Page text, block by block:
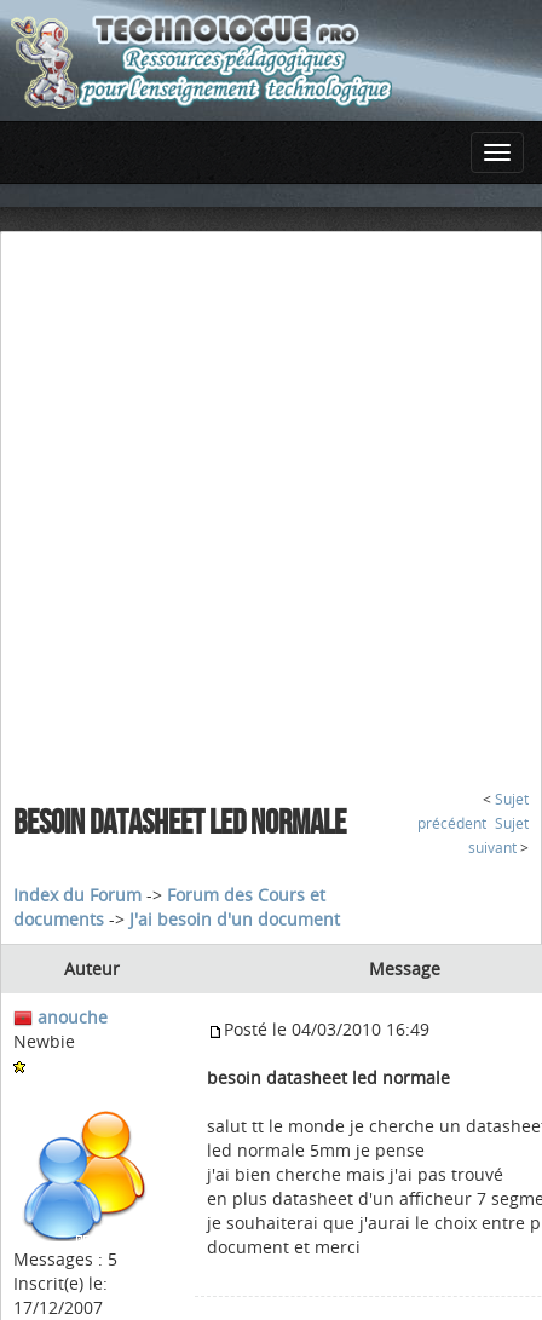
BESOIN DATASHEET LED NORMALE
< Sujet
précédent Sujet
suivant >
Index du Forum -> Forum des Cours et
documents -> J'ai besoin d'un document
Auteur Message
anouche
Newbie
Messages : 5
Inscrit(e) le:
17/12/2007
Posté le 04/03/2010 16:49
besoin datasheet led normale
salut tt le monde je cherche un
led normale 5mm je pense
j'ai bien cherche mais j'ai pas trouvé
en plus datasheet d'un afficheur 7
je souhaiterai que j'aurai le choix entre
document et merci